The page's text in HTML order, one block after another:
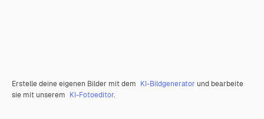
Erstelle deine eigenen Bilder mit dem KI-Bildgenerator und bearbeite
sie mit unserem KI-Fotoeditor.